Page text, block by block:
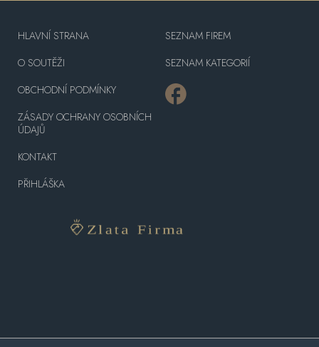
HLAVNÍ STRANA
O SOUTĚŽI
OBCHODNÍ PODMÍNKY
ZÁSADY OCHRANY OSOBNÍCH
ÚDAJŮ
KONTAKT
PŘIHLÁŠKA
SEZNAM FIREM
SEZNAM KATEGORIÍ